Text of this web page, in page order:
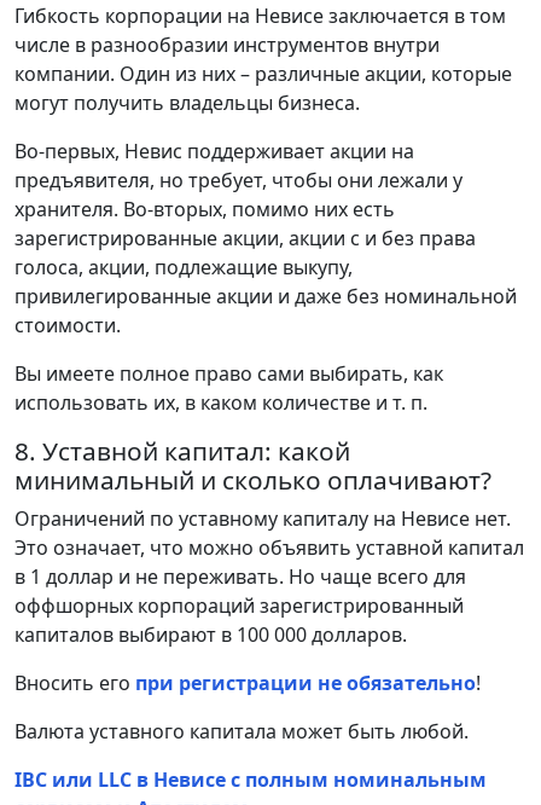
Гибкость корпорации на Невисе заключается в том
числе в разнообразии инструментов внутри
компании. Один из них – различные акции, которые
могут получить владельцы бизнеса.
Во-первых, Невис поддерживает акции на
предъявителя, но требует, чтобы они лежали у
хранителя. Во-вторых, помимо них есть
зарегистрированные акции, акции с и без права
голоса, акции, подлежащие выкупу,
привилегированные акции и даже без номинальной
стоимости.
Вы имеете полное право сами выбирать, как
использовать их, в каком количестве и т. п.
8. Уставной капитал: какой
минимальный и сколько оплачивают?
Ограничений по уставному капиталу на Невисе нет.
Это означает, что можно объявить уставной капитал
в 1 доллар и не переживать. Но чаще всего для
оффшорных корпораций зарегистрированный
капиталов выбирают в 100 000 долларов.
Вносить его при регистрации не обязательно!
Валюта уставного капитала может быть любой.
IBC или LLC в Невисе c полным номинальным